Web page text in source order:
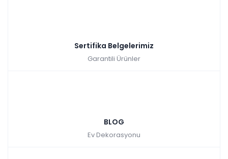
Sertifika Belgelerimiz
Garantili Ürünler
BLOG
Ev Dekorasyonu